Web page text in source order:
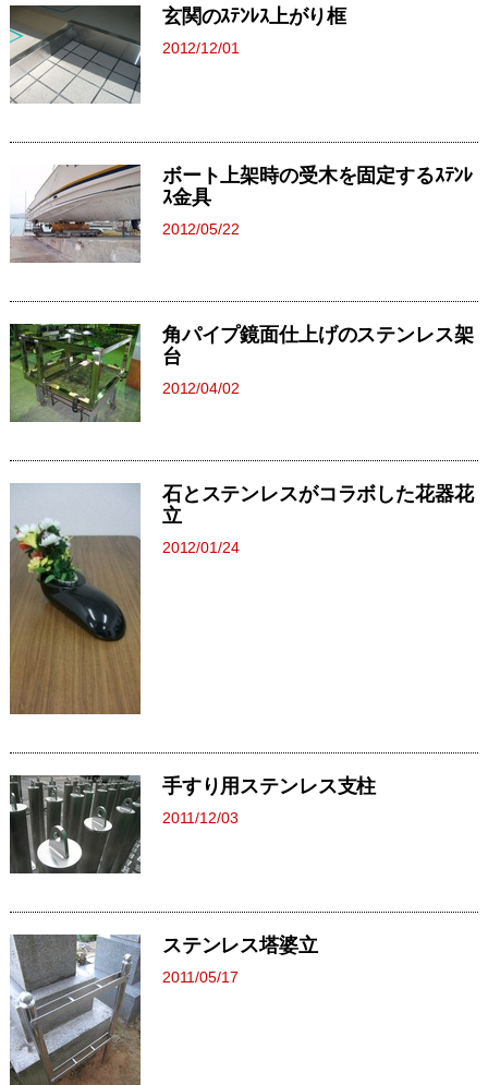
玄関のｽﾃﾝﾚｽ上がり框
2012/12/01
ボート上架時の受木を固定するｽﾃﾝﾚ
ｽ金具
2012/05/22
角パイプ鏡面仕上げのステンレス架
台
2012/04/02
石とステンレスがコラボした花器花
立
2012/01/24
手すり用ステンレス支柱
2011/12/03
ステンレス塔婆立
2011/05/17